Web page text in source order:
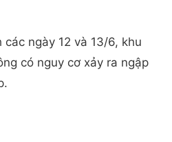
ngày 12 và 13/6, khu
có nguy cơ xảy ra ngập